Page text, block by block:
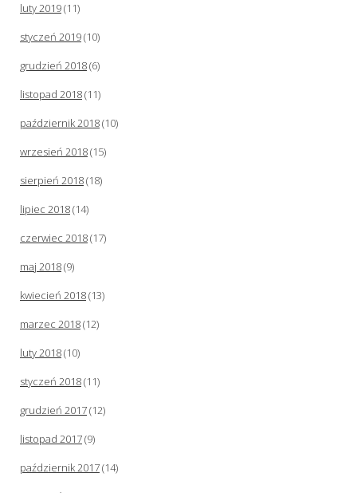
luty 2019(11)
styczeń 2019(10)
grudzień 2018(6)
listopad 2018(11)
październik 2018(10)
wrzesień 2018(15)
sierpień 2018(18)
lipiec 2018(14)
czerwiec 2018(17)
maj 2018(9)
kwiecień 2018(13)
marzec 2018(12)
luty 2018(10)
styczeń 2018(11)
grudzień 2017(12)
listopad 2017(9)
październik 2017(14)